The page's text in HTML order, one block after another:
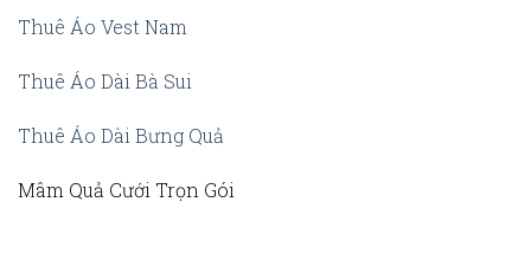
Thuê Áo Vest Nam
Thuê Áo Dài Bà Sui
Thuê Áo Dài Bưng Quả
Mâm Quả Cưới Trọn Gói